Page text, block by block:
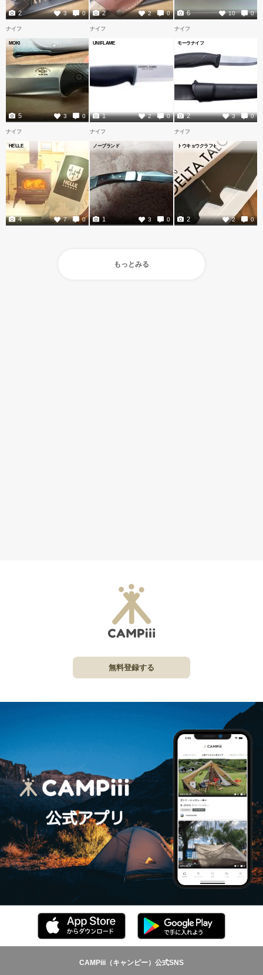
3 0
2 2 0
2 10 0
6
ナイフ
MOKI
3 0
5
ナイフ
UNIFLAME
2 0
1
ナイフ
モーラナイフ
3 0
2
ナイフ
HELLE
7 0
4
ナイフ
ノーブランド
3 0
1
ナイフ
トウキョウクラフト
2 0
2
もっとみる
無料登録する
CAMPiii（キャンピー）公式SNS